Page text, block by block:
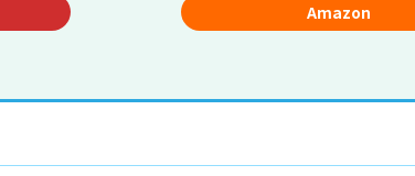
Amazon